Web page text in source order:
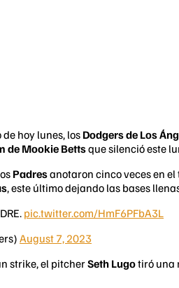
hoy lunes, los Dodgers de Los
de Mookie Bettsque silenció este
Padresanotaron cinco veces en el
, este último dejando las bases
pic.twitter.com/HmF6PFbA3L
August 7, 2023
strike, el pitcherSeth Lugotiró una